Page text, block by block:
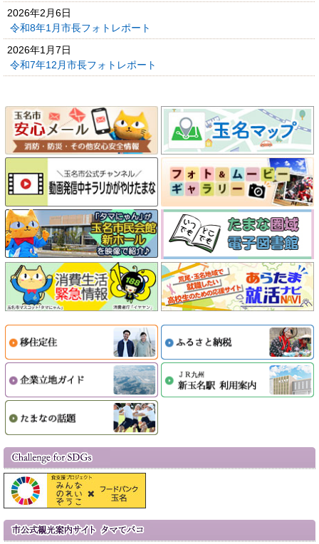
2026年2月6日
令和8年1月市長フォトレポート
2026年1月7日
令和7年12月市長フォトレポート